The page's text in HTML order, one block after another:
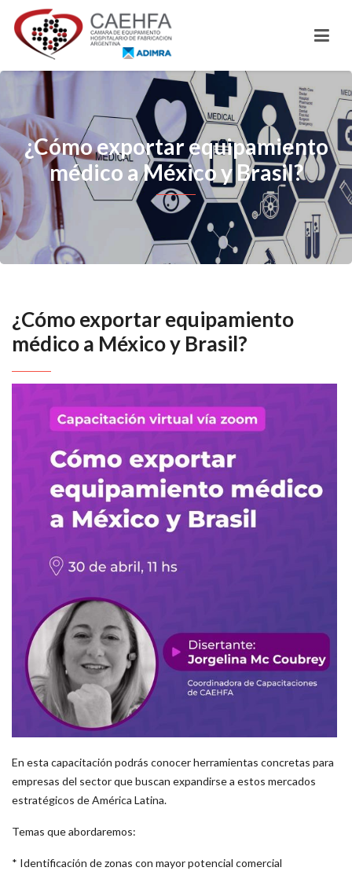
¿Cómo exportar equipamiento
médico a México y Brasil?
¿Cómo exportar equipamiento
médico a México y Brasil?
En esta capacitación podrás conocer herramientas concretas para
empresas del sector que buscan expandirse a estos mercados
estratégicos de América Latina.
Temas que abordaremos:
* Identificación de zonas con mayor potencial comercial